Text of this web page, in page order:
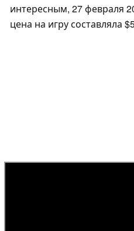
интересным, 27 февраля
цена на игру составляла